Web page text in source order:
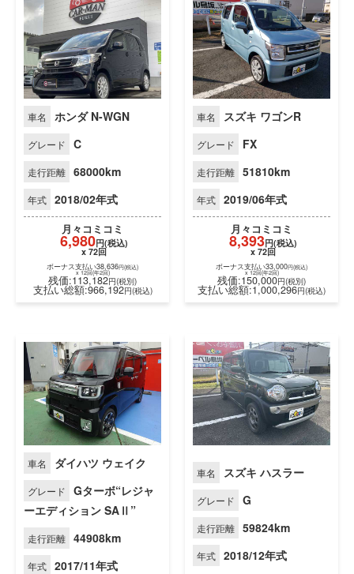
月々コミコミ
12,353 円(税込)
x 72回
ボーナス支払い33,000円(税込)
x 12回(年2回)
残価:226,818円(税別)
支払い総額:1,285,416
月々コミコミ
13,980円(税込)
x 72回
ボーナス支払い35,800
x 12回(年2回)
残価:210,000円(税別)
支払い総額:1,436,160
車名 ホンダ N-WGN
グレード C
走行距離 68000km
年式 2018/02年式
月々コミコミ
6,980円(税込)
ボーナス支払い38,636 円(税込)
残価:113,182円(税別)
支払い総額:966,192円(税込)
車名 スズキ ワゴンR
グレード FX
走行距離 51810km
年式 2019/06年式
月々コミコミ
8,393円(税込)
ボーナス支払い33,000
x 12回(年2回)
残価:150,000
支払い総額:1,000,296
車名 ダイハツ ウェイク
グレード
Gターボ“レジャ
ーエディション SAⅡ”
走行距離 44908km
年式 2017/11年式
車名 スズキ ハスラー
グレード G
走行距離 59824km
年式 2018/12年式